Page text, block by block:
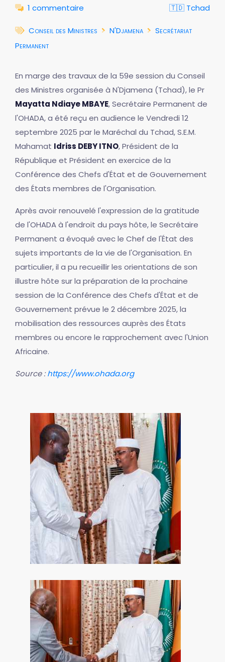
1 commentaire 🇹🇩 Tchad
Conseil des Ministres N'Djamena
Secrétariat
Permanent
En marge des travaux de la 59e session du Conseil
des Ministres organisée à N'Djamena (Tchad), le Pr
Mayatta Ndiaye MBAYE, Secrétaire Permanent de
l'OHADA, a été reçu en audience le Vendredi 12
septembre 2025 par le Maréchal du Tchad, S.E.M.
Mahamat Idriss DEBY ITNO, Président de la
République et Président en exercice de la
Conférence des Chefs d'État et de Gouvernement
des États membres de l'Organisation.
Après avoir renouvelé l'expression de la gratitude
de l'OHADA à l'endroit du pays hôte, le Secrétaire
Permanent a évoqué avec le Chef de l'État des
sujets importants de la vie de l'Organisation. En
particulier, il a pu recueillir les orientations de son
illustre hôte sur la préparation de la prochaine
session de la Conférence des Chefs d'État et de
Gouvernement prévue le 2 décembre 2025, la
mobilisation des ressources auprès des États
membres ou encore le rapprochement avec l'Union
Africaine.
Source :https://www.ohada.org